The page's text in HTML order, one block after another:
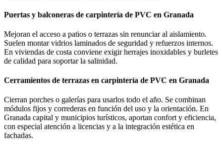
Puertas y balconeras de carpintería de PVC en Granada
Mejoran el acceso a patios o terrazas sin renunciar al aislamiento.
Suelen montar vidrios laminados de seguridad y refuerzos internos.
En viviendas de costa conviene exigir herrajes inoxidables y burletes
de calidad para soportar la salinidad.
Cerramientos de terrazas en carpintería de PVC en Granada
Cierran porches o galerías para usarlos todo el año. Se combinan
módulos fijos y correderas en función del uso y la orientación. En
Granada capital y municipios turísticos, aportan confort y eficiencia,
con especial atención a licencias y a la integración estética en
fachadas.